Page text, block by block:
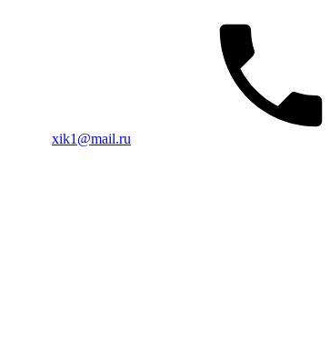
xik1@mail.ru